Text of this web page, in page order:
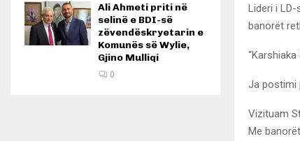
Lideri i
banorët
Ja postimi
Vizituam
Me
Ali Ahmeti priti në
selinë e BDI-së
zëvendëskryetarin e
Komunës së Wylie,
Gjino Mulliqi
0